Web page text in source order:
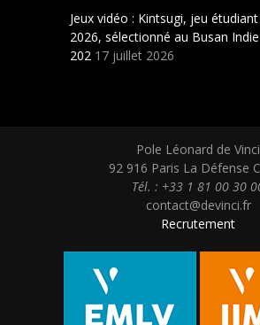
Jeux vidéo : Kintsugi, jeu
2026, sélectionné au Busan
202 17 juillet 2026
Pole Léonard de Vinci
92 916 Paris La Défense
Tél. : +33 1 81 00 30
contact@devinci.fr
Recrutement